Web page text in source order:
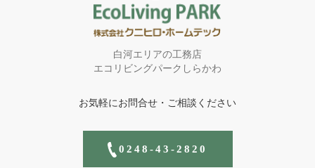
白河エリアの工務店
エコリビングパークしらかわ
お気軽にお問合せ・ご相談ください
0248-43-2820